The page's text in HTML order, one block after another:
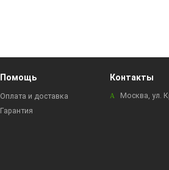
Помощь
Оплата и доставка
Гарантия
Контакты
Москва, ул.